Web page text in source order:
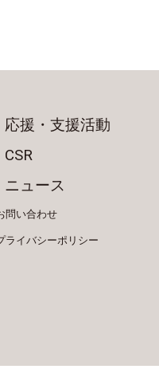
援・支援活動
ュース
い合わせ
イバシーポリシー